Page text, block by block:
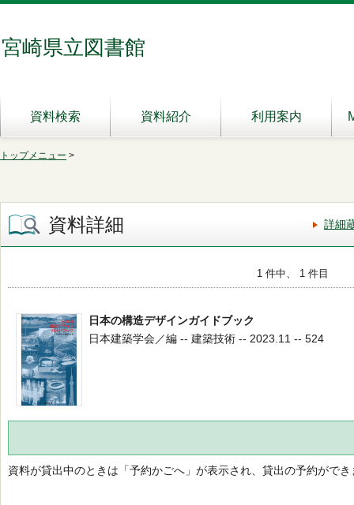
宮崎県立図書館
資料検索 資料紹介 利用案内
トップメニュー >
資料詳細 詳細
1 件中、 1 件目
日本の構造デザインガイドブック
日本建築学会／編 -- 建築技術 -- 2023.11 -- 524
資料が貸出中のときは「予約かごへ」が表示され、貸出の予約ができ